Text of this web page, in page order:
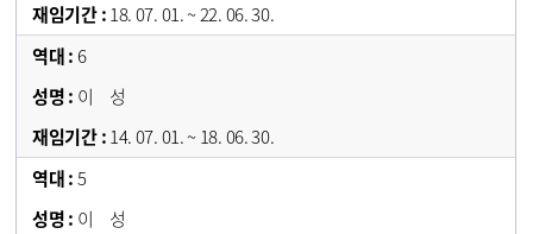
18. 07. 01. ~ 22. 06. 30.
6
이 성
14. 07. 01. ~ 18. 06. 30.
5
이 성